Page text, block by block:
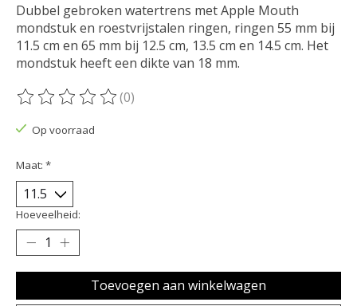
Dubbel gebroken watertrens met Apple Mouth
mondstuk en roestvrijstalen ringen, ringen 55 mm bij
11.5 cm en 65 mm bij 12.5 cm, 13.5 cm en 14.5 cm. Het
mondstuk heeft een dikte van 18 mm.
De beoordeling van dit product is
(0)
Op voorraad
Maat: *
Hoeveelheid:
Toevoegen aan winkelwagen